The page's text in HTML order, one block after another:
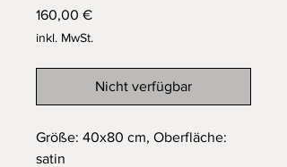
160,00 €Preis
inkl. MwSt.
Nicht verfügbar
Größe: 40x80 cm, Oberfläche:
satin